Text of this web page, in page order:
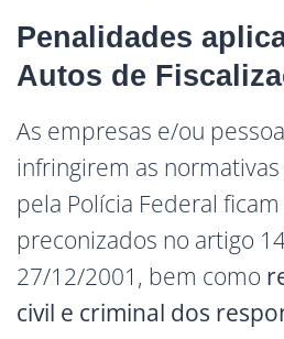
Penalidades
Autos de
As empresas e/ou
infringirem as
pela Polícia Federal
preconizados no artigo
27/12/2001, bem como
civil e criminal dos